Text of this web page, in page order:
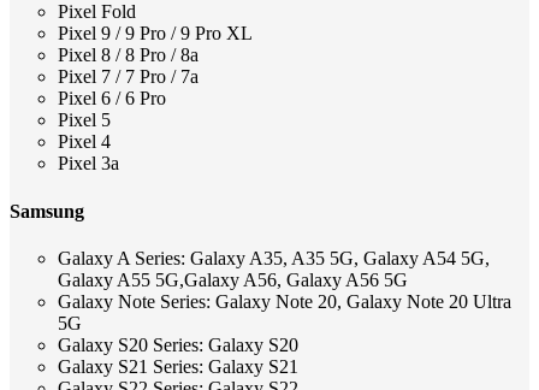
Pixel Fold
Pixel 9 / 9 Pro / 9 Pro XL
Pixel 8 / 8 Pro / 8a
Pixel 7 / 7 Pro / 7a
Pixel 6 / 6 Pro
Pixel 5
Pixel 4
Pixel 3a
Samsung
Galaxy A Series: Galaxy A35, A35 5G, Galaxy A54 5G,
Galaxy A55 5G,Galaxy A56, Galaxy A56 5G
Galaxy Note Series: Galaxy Note 20, Galaxy Note 20 Ultra
5G
Galaxy S20 Series: Galaxy S20
Galaxy S21 Series: Galaxy S21